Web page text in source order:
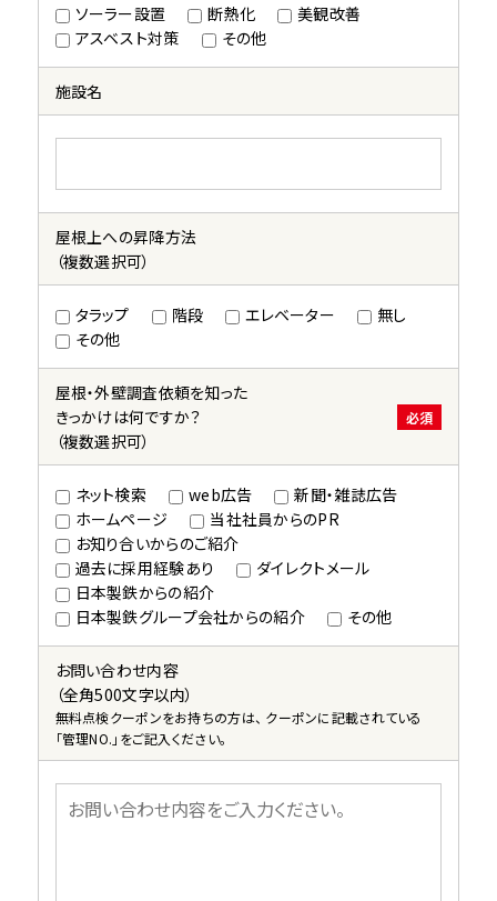
ソーラー設置 断熱化
美観改善
アスベスト対策
その他
施設名
屋根上への昇降方法
（複数選択可）
タラップ 階段 エレベーター
無し
その他
屋根・外壁調査依頼を知った
きっかけは何ですか？
（複数選択可）
必須
ネット検索 web広告
新聞・雑誌広告
ホームページ
当社社員からのPR
お知り合いからのご紹介
過去に採用経験あり
ダイレクトメール
日本製鉄からの紹介
日本製鉄グループ会社からの紹介
その他
お問い合わせ内容
（全角500文字以内）
無料点検クーポンをお持ちの方は、 クーポンに記載されている
「管理NO.」をご記入ください。